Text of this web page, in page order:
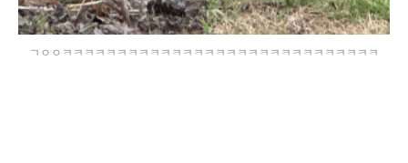
ㄱㅇㅇㅋㅋㅋㅋㅋㅋㅋㅋㅋㅋㅋㅋㅋㅋㅋㅋㅋㅋㅋㅋㅋㅋㅋㅋㅋㅋㅋㅋㅋ